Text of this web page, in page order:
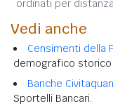
ordinati per
Vedi anche
Censimenti della
demografico
Banche
Sportelli Bancari.